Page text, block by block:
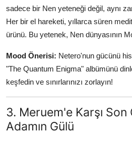
sadece bir Nen yeteneği değil, aynı
Her bir el hareketi, yıllarca süren
ürünü. Bu yetenek, Nen dünyasının
Mood Önerisi: Netero'nun gücünü
"The Quantum Enigma" albümünü
keşfedin ve sınırlarınızı zorlayın!
3. Meruem'e Karşı
Adamın Gülü